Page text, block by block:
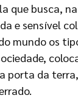
que busca,
e sensível
mundo os
porta da